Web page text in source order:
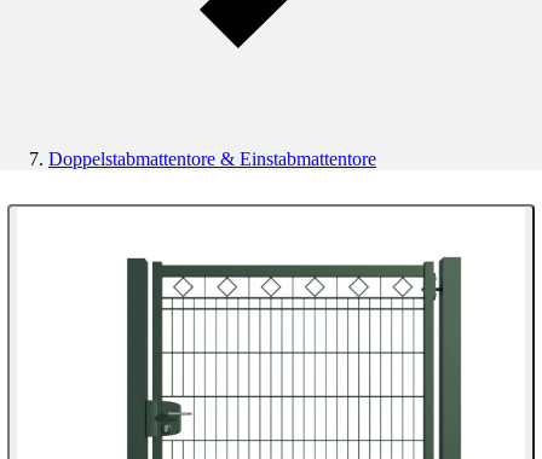
Doppelstabmattentore & Einstabmattentore